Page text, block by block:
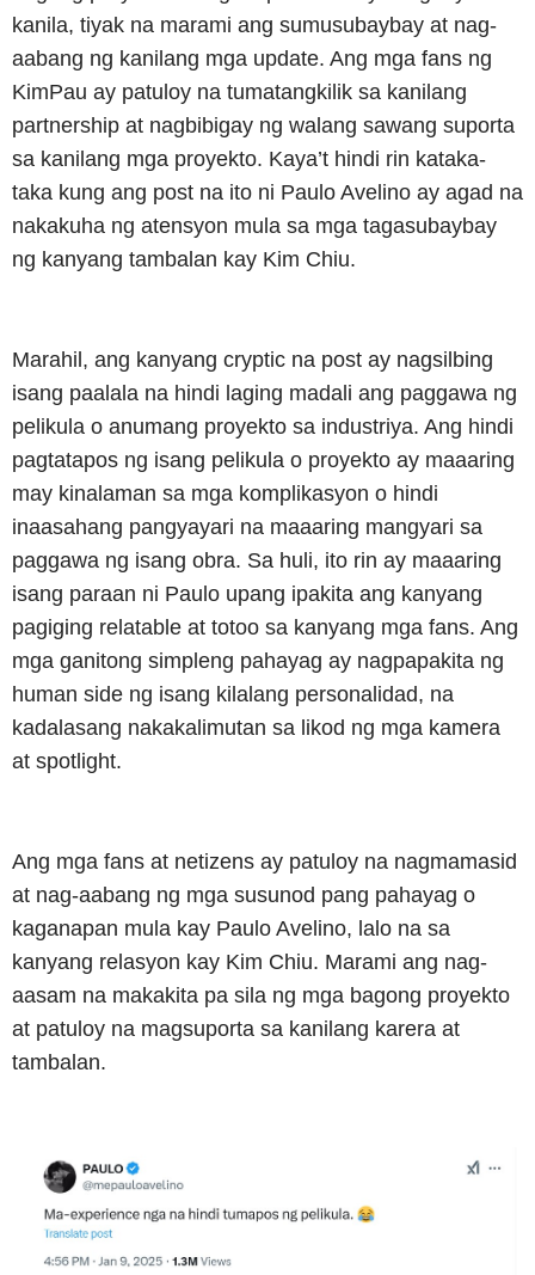
kanila, tiyak na marami ang sumusubaybay at nag-
aabang ng kanilang mga update. Ang mga fans ng
KimPau ay patuloy na tumatangkilik sa kanilang
partnership at nagbibigay ng walang sawang suporta
sa kanilang mga proyekto. Kaya’t hindi rin kataka-
taka kung ang post na ito ni Paulo Avelino ay agad na
nakakuha ng atensyon mula sa mga tagasubaybay
ng kanyang tambalan kay Kim Chiu.
Marahil, ang kanyang cryptic na post ay nagsilbing
isang paalala na hindi laging madali ang paggawa ng
pelikula o anumang proyekto sa industriya. Ang hindi
pagtatapos ng isang pelikula o proyekto ay maaaring
may kinalaman sa mga komplikasyon o hindi
inaasahang pangyayari na maaaring mangyari sa
paggawa ng isang obra. Sa huli, ito rin ay maaaring
isang paraan ni Paulo upang ipakita ang kanyang
pagiging relatable at totoo sa kanyang mga fans. Ang
mga ganitong simpleng pahayag ay nagpapakita ng
human side ng isang kilalang personalidad, na
kadalasang nakakalimutan sa likod ng mga kamera
at spotlight.
Ang mga fans at netizens ay patuloy na nagmamasid
at nag-aabang ng mga susunod pang pahayag o
kaganapan mula kay Paulo Avelino, lalo na sa
kanyang relasyon kay Kim Chiu. Marami ang nag-
aasam na makakita pa sila ng mga bagong proyekto
at patuloy na magsuporta sa kanilang karera at
tambalan.